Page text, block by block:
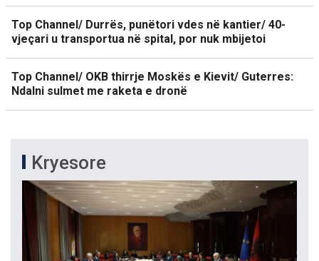
Top Channel/ Durrës, punëtori vdes në kantier/ 40-
vjeçari u transportua në spital, por nuk mbijetoi
Top Channel/ OKB thirrje Moskës e Kievit/ Guterres:
Ndalni sulmet me raketa e dronë
Kryesore